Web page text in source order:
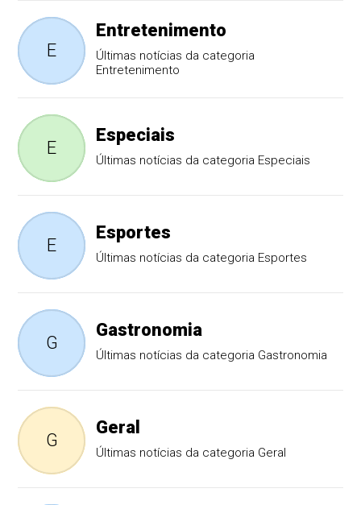
E
Entretenimento
Últimas notícias da categoria
Entretenimento
E
Especiais
Últimas notícias da categoria Especiais
E
Esportes
Últimas notícias da categoria Esportes
G
Gastronomia
Últimas notícias da categoria Gastronomia
G
Geral
Últimas notícias da categoria Geral